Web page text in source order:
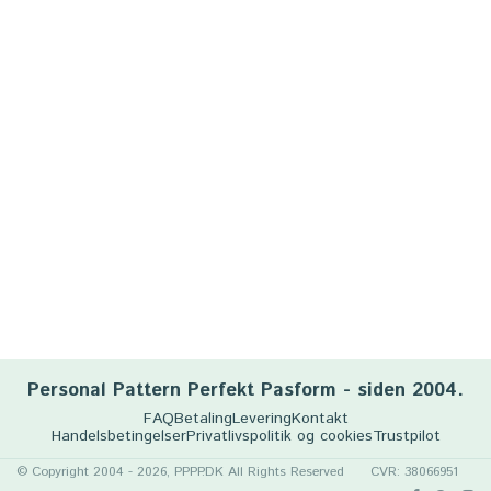
Personal Pattern Perfekt Pasform - siden 2004.
FAQBetalingLeveringKontakt
HandelsbetingelserPrivatlivspolitik og cookiesTrustpilot
© Copyright 2004 - 2026, PPPP.DK All Rights Reserved CVR: 38066951